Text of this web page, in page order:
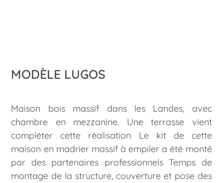
MODÈLE LUGOS
Maison bois massif dans les Landes, avec
chambre en mezzanine. Une terrasse vient
compléter cette réalisation Le kit de cette
maison en madrier massif à empiler a été monté
par des partenaires professionnels Temps de
montage de la structure, couverture et pose des